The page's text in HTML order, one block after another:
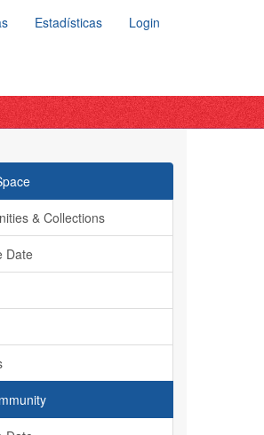
Estadísticas Login
& Collections
Date